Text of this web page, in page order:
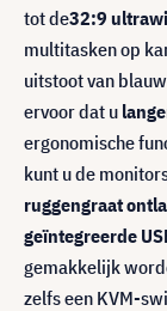
tot de32:9
multitasken op
uitstoot van
ervoor dat u
ergonomische
kunt u de
ruggengraat
geïntegreerde
gemakkelijk
zelfs een KVM-